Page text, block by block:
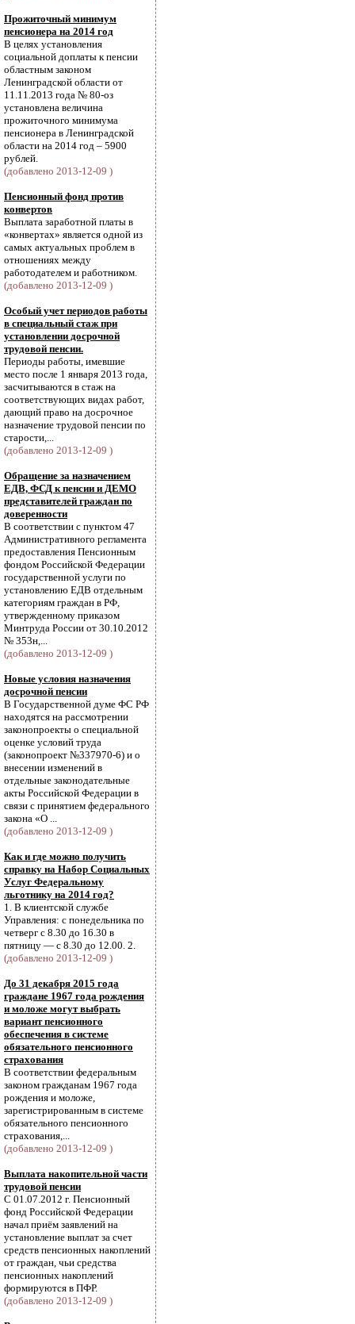
Прожиточный минимум
пенсионера на 2014 год
В целях установления
социальной доплаты к пенсии
областным законом
Ленинградской области от
11.11.2013 года № 80-оз
установлена величина
прожиточного минимума
пенсионера в Ленинградской
области на 2014 год – 5900
рублей.
(добавлено 2013-12-09 )
Пенсионный фонд против
конвертов
Выплата заработной платы в
«конвертах» является одной из
самых актуальных проблем в
отношениях между
работодателем и работником.
(добавлено 2013-12-09 )
Особый учет периодов работы
в специальный стаж при
установлении досрочной
трудовой пенсии.
Периоды работы, имевшие
место после 1 января 2013 года,
засчитываются в стаж на
соответствующих видах работ,
дающий право на досрочное
назначение трудовой пенсии по
старости,...
(добавлено 2013-12-09 )
Обращение за назначением
ЕДВ, ФСД к пенсии и ДЕМО
представителей граждан по
доверенности
В соответствии с пунктом 47
Административного регламента
предоставления Пенсионным
фондом Российской Федерации
государственной услуги по
установлению ЕДВ отдельным
категориям граждан в РФ,
утвержденному приказом
Минтруда России от 30.10.2012
№ 353н,...
(добавлено 2013-12-09 )
Новые условия назначения
досрочной пенсии
В Государственной думе ФС РФ
находятся на рассмотрении
законопроекты о специальной
оценке условий труда
(законопроект №337970-6) и о
внесении изменений в
отдельные законодательные
акты Российской Федерации в
связи с принятием федерального
закона «О ...
(добавлено 2013-12-09 )
Как и где можно получить
справку на Набор Социальных
Услуг Федеральному
льготнику на 2014 год?
1. В клиентской службе
Управления: с понедельника по
четверг с 8.30 до 16.30 в
пятницу — с 8.30 до 12.00. 2.
(добавлено 2013-12-09 )
До 31 декабря 2015 года
граждане 1967 года рождения
и моложе могут выбрать
вариант пенсионного
обеспечения в системе
обязательного пенсионного
страхования
В соответствии федеральным
законом гражданам 1967 года
рождения и моложе,
зарегистрированным в системе
обязательного пенсионного
страхования,...
(добавлено 2013-12-09 )
Выплата накопительной части
трудовой пенсии
С 01.07.2012 г. Пенсионный
фонд Российской Федерации
начал приём заявлений на
установление выплат за счет
средств пенсионных накоплений
от граждан, чьи средства
пенсионных накоплений
формируются в ПФР.
(добавлено 2013-12-09 )